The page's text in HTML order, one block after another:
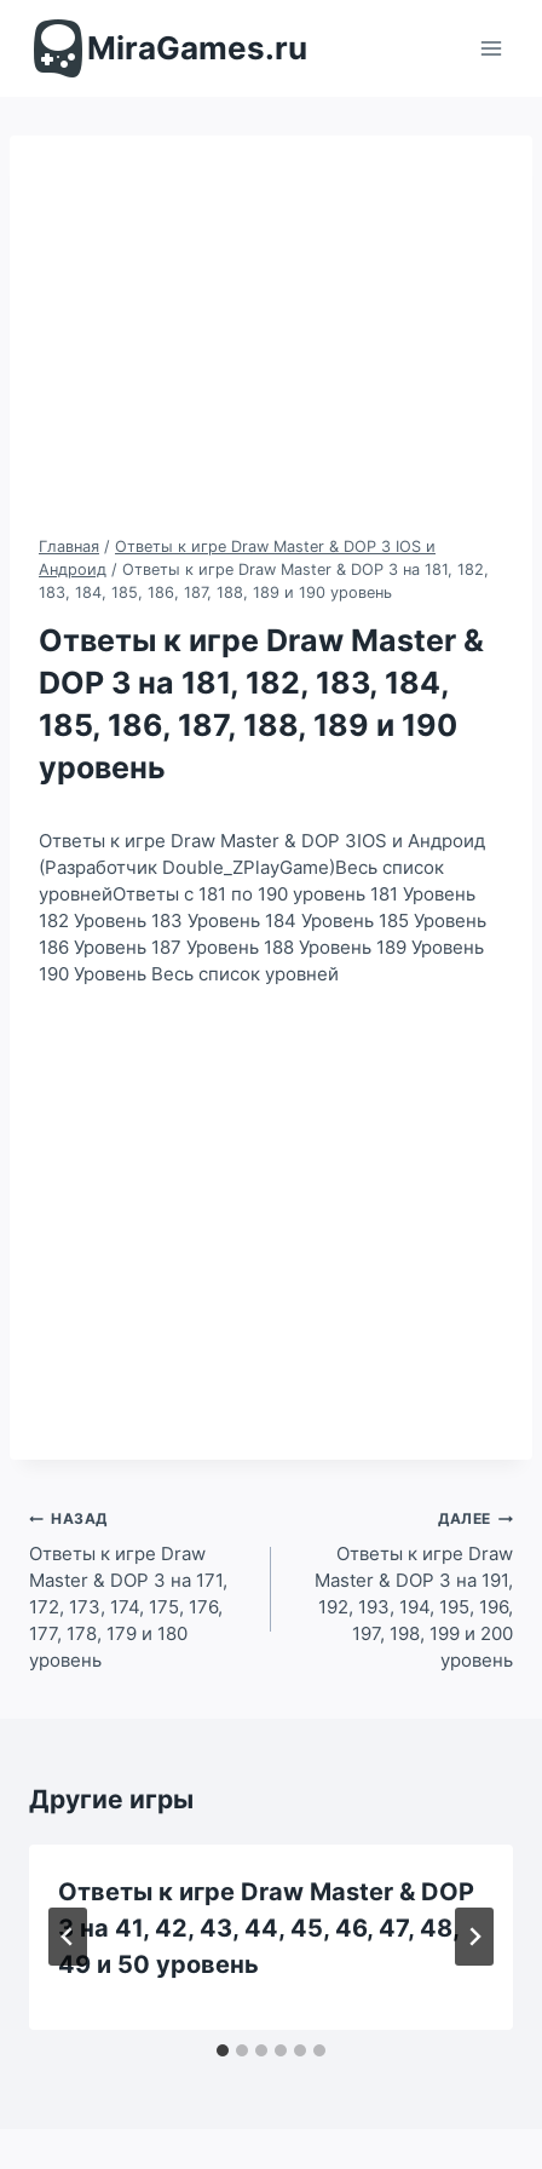
содержимомуMiraGames.ru
Главная / Ответы к игре Draw Master & DOP 3 IOS и
Андроид / Ответы к игре Draw Master & DOP 3 на 181, 182,
183, 184, 185, 186, 187, 188, 189 и 190 уровень
Ответы к игре Draw Master &
DOP 3 на 181, 182, 183, 184,
185, 186, 187, 188, 189 и 190
уровень
Ответы к игре Draw Master & DOP 3IOS и Андроид
(Разработчик Double_ZPlayGame)Весь список
уровнейОтветы с 181 по 190 уровень 181 Уровень
182 Уровень 183 Уровень 184 Уровень 185 Уровень
186 Уровень 187 Уровень 188 Уровень 189 Уровень
190 Уровень Весь список уровней
Навигация
по
записям
НАЗАД
Ответы к игре Draw
Master & DOP 3 на 171,
172, 173, 174, 175, 176,
177, 178, 179 и 180
уровень
ДАЛЕЕ
Ответы к игре Draw
Master & DOP 3 на 191,
192, 193, 194, 195, 196,
197, 198, 199 и 200
уровень
Другие игры
Ответы к игре Draw Master & DOP
3 на 41, 42, 43, 44, 45, 46, 47, 48,
49 и 50 уровень